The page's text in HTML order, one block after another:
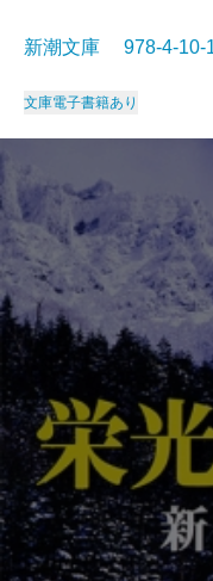
新潮文庫 978-4-
文庫電子書籍あり